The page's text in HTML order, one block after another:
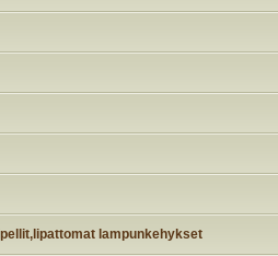
lampunkehykset